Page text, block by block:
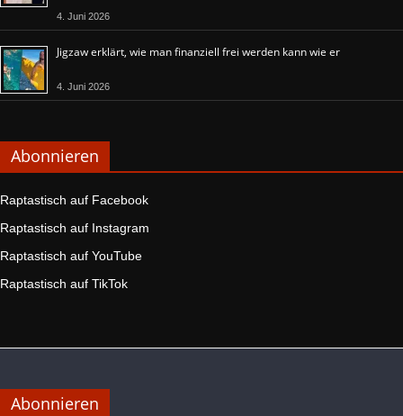
4. Juni 2026
Jigzaw erklärt, wie man finanziell frei werden kann wie er
4. Juni 2026
Abonnieren
Raptastisch auf Facebook
Raptastisch auf Instagram
Raptastisch auf YouTube
Raptastisch auf TikTok
Abonnieren